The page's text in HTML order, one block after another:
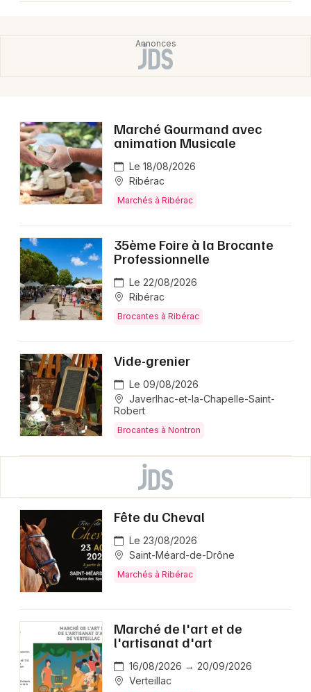
Marché Gourmand avec
animation Musicale
Le 18/08/2026
Ribérac
Marchés à Ribérac
35ème Foire à la Brocante
Professionnelle
Le 22/08/2026
Ribérac
Brocantes à Ribérac
Vide-grenier
Le 09/08/2026
Javerlhac-et-la-Chapelle-Saint-
Robert
Brocantes à Nontron
Fête du Cheval
Le 23/08/2026
Saint-Méard-de-Drône
Marchés à Ribérac
Marché de l'art et de
l'artisanat d'art
16/08/2026 → 20/09/2026
Verteillac